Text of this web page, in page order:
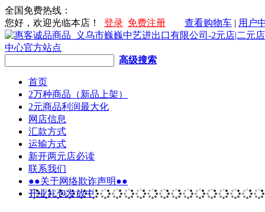
全国免费热线：
您好，欢迎光临本店！
登录 免费注册 查看购物车 | 用户
高级搜索
首页
2万种商品（新品上架）
2元商品利润最大化
网店信息
汇款方式
运输方式
新开两元店必读
联系我们
●●关于网络欺诈声明●●
开业礼包发放中